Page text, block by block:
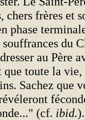
chers frères et
phase
du
au Père
toute la
Sachez que
(cf. ibid.).